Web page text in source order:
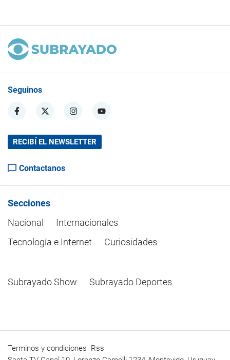
Seguinos
RECIBÍ EL NEWSLETTER
Contactanos
Secciones
Nacional
Internacionales
Tecnología e Internet
Curiosidades
Subrayado Show Subrayado Deportes
Terminos y condiciones Rss